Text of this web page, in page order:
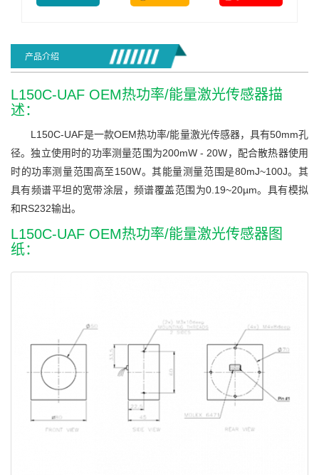
产品介绍
L150C-UAF OEM热功率/能量激光传感器描
述：
L150C-UAF是一款OEM热功率/能量激光传感器，具有50mm孔
径。独立使用时的功率测量范围为200mW - 20W，配合散热器使用
时的功率测量范围高至150W。其能量测量范围是80mJ~100J。其
具有频谱平坦的宽带涂层，频谱覆盖范围为0.19~20µm。具有模拟
和RS232输出。
L150C-UAF OEM热功率/能量激光传感器图
纸：